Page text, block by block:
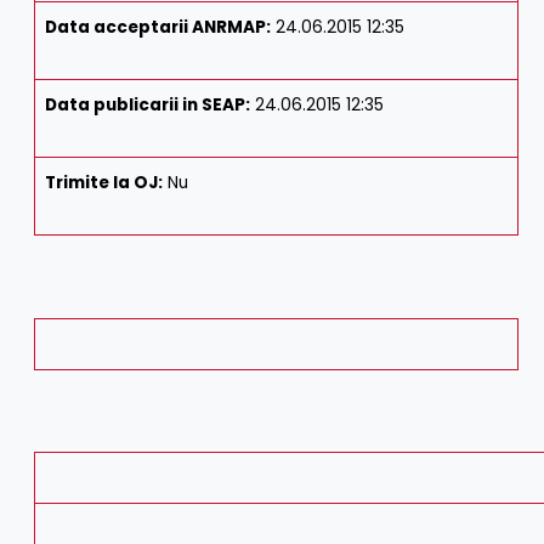
Data acceptarii ANRMAP: 24.06.2015 12:35
Data publicarii in SEAP: 24.06.2015 12:35
Trimite la OJ: Nu